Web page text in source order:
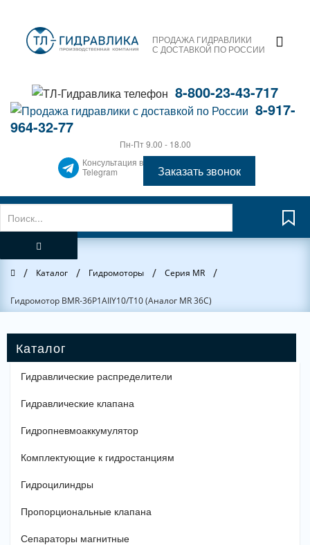
ПРОДАЖА ГИДРАВЛИКИ
С ДОСТАВКОЙ ПО РОССИИ
8-800-23-43-717
8-917-
964-32-77
Пн-Пт 9.00 - 18.00
Консультация в
Telegram
Заказать звонок
Главная
/ Каталог / Гидромоторы / Серия MR /
Гидромотор BMR-36P1AIIY10/T10 (Аналог MR 36C)
Гидравлические распределители
Гидравлические клапана
Гидропневмоаккумулятор
Комплектующие к гидростанциям
Гидроцилиндры
Пропорциональные клапана
Сепараторы магнитные